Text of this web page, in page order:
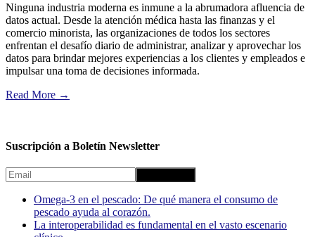
Ninguna industria moderna es inmune a la abrumadora afluencia de
datos actual. Desde la atención médica hasta las finanzas y el
comercio minorista, las organizaciones de todos los sectores
enfrentan el desafío diario de administrar, analizar y aprovechar los
datos para brindar mejores experiencias a los clientes y empleados e
impulsar una toma de decisiones informada.
Read More →
Suscripción a Boletín Newsletter
Omega-3 en el pescado: De qué manera el consumo de
pescado ayuda al corazón.
La interoperabilidad es fundamental en el vasto escenario